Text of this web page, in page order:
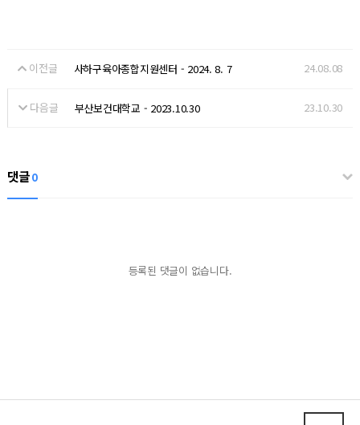
이전글 사하구육아종합지원센터 - 2024. 8. 7 24.08.08
다음글 부산보건대학교 - 2023.10.30 23.10.30
댓글0
등록된 댓글이 없습니다.